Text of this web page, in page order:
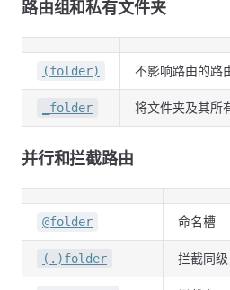
路由组和私有文件夹
(folder) 不影响路由的路
_folder 将文件夹及其所
并行和拦截路由
@folder 命名槽
(.)folder 拦截同级